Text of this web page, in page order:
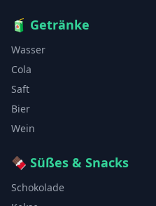
🧃 Getränke
Wasser
Cola
Saft
Bier
Wein
🍫 Süßes & Snacks
Schokolade